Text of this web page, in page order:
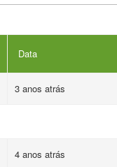
Data
3 anos atrás
4 anos atrás